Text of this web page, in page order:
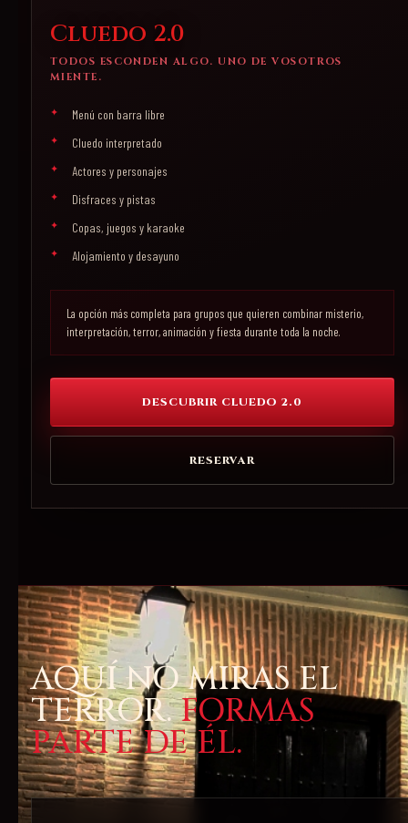
Cluedo 2.0
TODOS ESCONDEN ALGO. UNO DE VOSOTROS
MIENTE.
Menú con barra libre
Cluedo interpretado
Actores y personajes
Disfraces y pistas
Copas, juegos y karaoke
Alojamiento y desayuno
La opción más completa para grupos que quieren combinar misterio,
interpretación, terror, animación y fiesta durante toda la noche.
DESCUBRIR CLUEDO 2.0
RESERVAR
AQUÍ NO MIRAS EL
TERROR.FORMAS
PARTE DE ÉL.